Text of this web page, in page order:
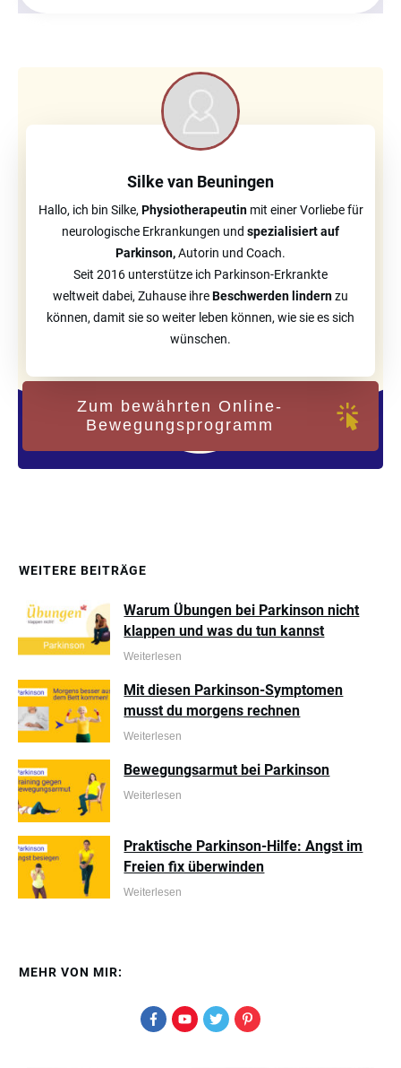
Silke van Beuningen
Hallo, ich bin Silke, Physiotherapeutin mit einer Vorliebe für
neurologische Erkrankungen und spezialisiert auf
Parkinson,Autorin und Coach.
Seit 2016 unterstütze ich Parkinson-Erkrankte
weltweit dabei, Zuhause ihreBeschwerden lindernzu
können, damit sie so weiter leben können, wie sie es sich
wünschen.
Zum bewährten Online-
Bewegungsprogramm
WEITERE BEITRÄGE
Warum Übungen bei Parkinson nicht
klappen und was du tun kannst
Weiterlesen
Mit diesen Parkinson-Symptomen
musst du morgens rechnen
Weiterlesen
Bewegungsarmut bei Parkinson
Weiterlesen
Praktische Parkinson-Hilfe: Angst im
Freien fix überwinden
Weiterlesen
MEHR VON MIR: